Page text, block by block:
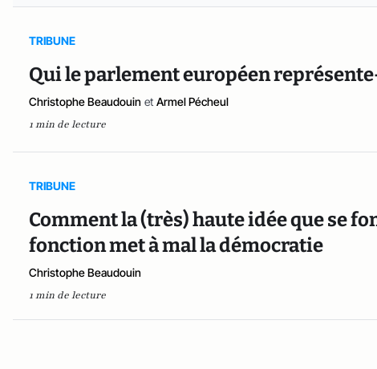
TRIBUNE
Qui le parlement européen
Christophe Beaudouin et Armel Pécheul
1 min de lecture
TRIBUNE
Comment la (très) haute idée que se
fonction met à mal la démocratie
Christophe Beaudouin
1 min de lecture